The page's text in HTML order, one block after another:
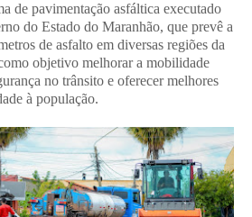
de pavimentação asfáltica executado
do Estado do Maranhão, que prevê a
de asfalto em diversas regiões da
objetivo melhorar a mobilidade
no trânsito e oferecer melhores
à população.